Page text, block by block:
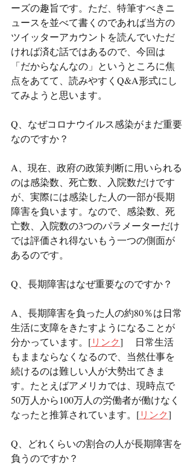
ーズの趣旨です。ただ、特筆すべきニ
ュースを並べて書くのであれば当方の
ツイッターアカウントを読んでいただ
ければ済む話ではあるので、今回は
「だからなんなの」というところに焦
点をあてて、読みやすくQ&A形式にし
てみようと思います。
Q、なぜコロナウイルス感染がまだ重要
なのですか？
A、現在、政府の政策判断に用いられる
のは感染数、死亡数、入院数だけです
が、実際には感染した人の一部が長期
障害を負います。なので、感染数、死
亡数、入院数の3つのパラメーターだけ
では評価され得ないもう一つの側面が
あるのです。
Q、長期障害はなぜ重要なのですか？
A、長期障害を負った人の約80％は日常
生活に支障をきたすようになることが
分かっています。[リンク] 　日常生活
もままならなくなるので、当然仕事を
続けるのは難しい人が大勢出てきま
す。たとえばアメリカでは、現時点で
50万人から100万人の労働者が働けなく
なったと推算されています。[リンク]
Q、どれくらいの割合の人が長期障害を
負うのですか？